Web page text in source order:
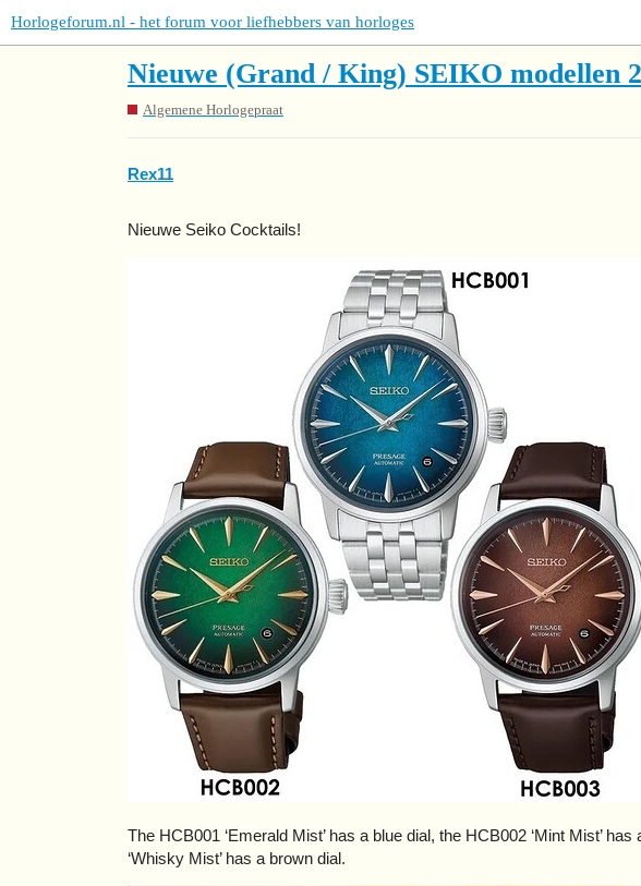
Horlogeforum.nl - het forum voor liefhebbers van horloges
Nieuwe (Grand / King) SEIKO modellen
Algemene Horlogepraat
Rex11
Nieuwe Seiko Cocktails!
The HCB001 ‘Emerald Mist’ has a blue dial, the HCB002 ‘Mint Mist’
‘Whisky Mist’ has a brown dial.